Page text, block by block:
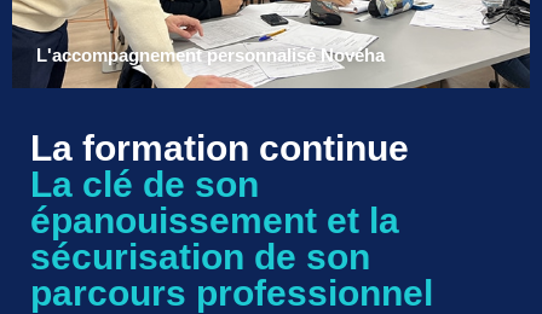
L'accompagnement personnalisé Novéha
La formation continue
La clé de son
épanouissement et la
sécurisation de son
parcours professionnel